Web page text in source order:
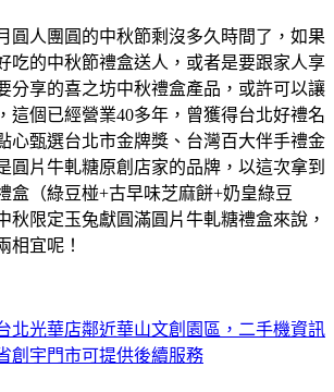
圓人團圓的中秋節剩沒多久時間了，如果
吃的中秋節禮盒送人，或者是要跟家人享
分享的喜之坊中秋禮盒產品，或許可以讓
這個已經營業40多年，曾獲得台北好禮名
心甄選台北市金牌獎、台灣百大伴手禮金
片牛軋糖原創店家的品牌，以這次拿到
盒（綠豆椪+古早味芝麻餅+奶皇綠豆
秋限定玉兔獻圓滿圓片牛軋糖禮盒來說，
相宜呢！
北光華店鄰近華山文創園區，二手機資訊
創宇門市可提供後續服務